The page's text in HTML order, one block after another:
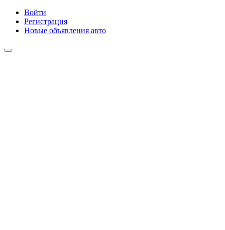
Войти
Регистрация
Новые объявления авто